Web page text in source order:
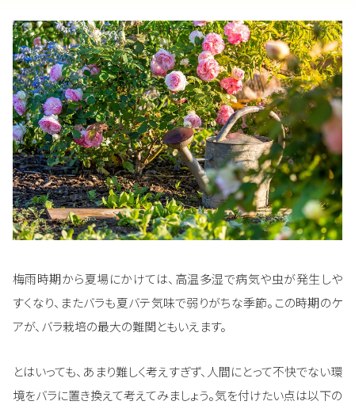
梅雨時期から夏場にかけては、高温多湿で病気や虫が発生しや
すくなり、またバラも夏バテ気味で弱りがちな季節。この時期のケ
アが、バラ栽培の最大の難関ともいえます。
とはいっても、あまり難しく考えすぎず、人間にとって不快でない環
境をバラに置き換えて考えてみましょう。気を付けたい点は以下の